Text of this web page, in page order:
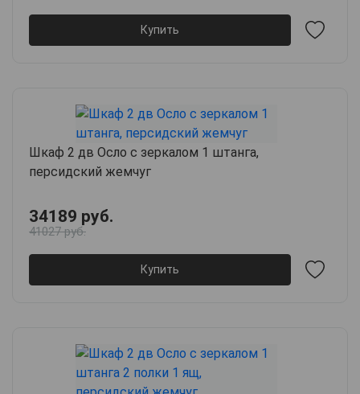
Купить
Шкаф 2 дв Осло с зеркалом 1 штанга,
персидский жемчуг
34189 руб.
41027 руб.
Купить